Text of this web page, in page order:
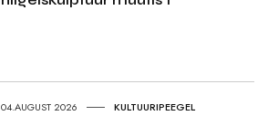
04.AUGUST 2026 KULTUURIPEEGEL